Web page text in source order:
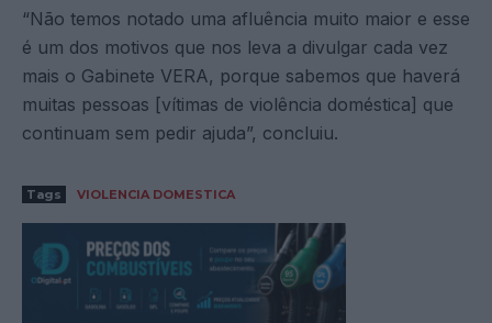
“Não temos notado uma afluência muito maior e esse
é um dos motivos que nos leva a divulgar cada vez
mais o Gabinete VERA, porque sabemos que haverá
muitas pessoas [vítimas de violência doméstica] que
continuam sem pedir ajuda”, concluiu.
Tags VIOLENCIA DOMESTICA